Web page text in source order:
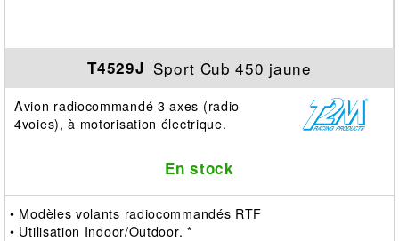
T4529J Sport Cub 450 jaune
Avion radiocommandé 3 axes (radio
4voies), à motorisation électrique.
En stock
• Modèles volants radiocommandés RTF
• Utilisation Indoor/Outdoor. *